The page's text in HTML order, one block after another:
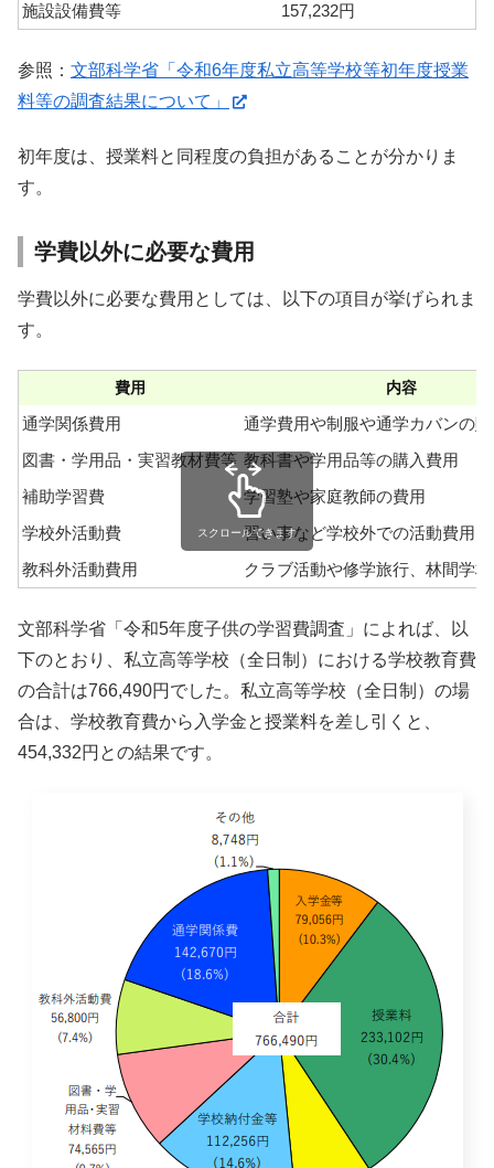
施設設備費等
157,232円
参照： 文部科学省「令和6年度私立高等学校等初年度授業
料等の調査結果について」
初年度は、授業料と同程度の負担があることが分かりま
す。
学費以外に必要な費用
学費以外に必要な費用としては、以下の項目が挙げられま
す。
費用 内容
通学関係費用
通学費用や制服や通学カバンの
図書・学用品・実習教材費等 教科書や学用品等の購入費用
補助学習費
学習塾や家庭教師の費用
学校外活動費
習い事など学校外での活動費用
教科外活動費用
クラブ活動や修学旅行、林間学
スクロールできます
文部科学省「令和5年度子供の学習費調査」によれば、以
下のとおり、私立高等学校（全日制）における学校教育費
の合計は766,490円でした。私立高等学校（全日制）の場
合は、学校教育費から入学金と授業料を差し引くと、
454,332円との結果です。